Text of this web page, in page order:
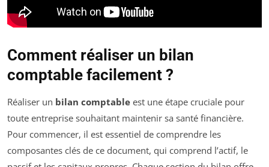
Comment réaliser un bilan
comptable facilement ?
Réaliser un bilan comptable est une étape cruciale pour
toute entreprise souhaitant maintenir sa santé financière.
Pour commencer, il est essentiel de comprendre les
composantes clés de ce document, qui comprend l’actif, le